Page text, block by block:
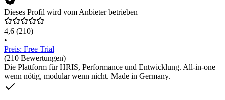
Dieses Profil wird vom Anbieter betrieben
4,6 (210)
•
Preis: Free Trial
(210 Bewertungen)
Die Plattform für HRIS, Performance und Entwicklung. All-in-one
wenn nötig, modular wenn nicht. Made in Germany.